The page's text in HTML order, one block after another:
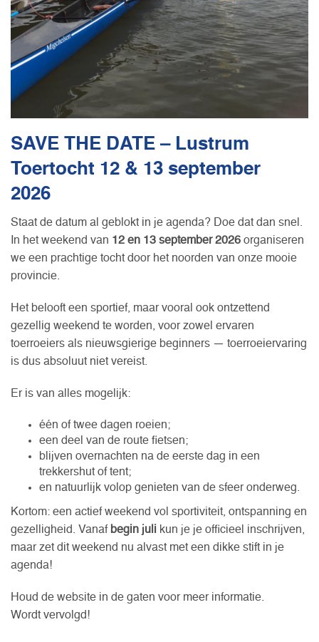
SAVE THE DATE – Lustrum
Toertocht 12 & 13 september
2026
Staat de datum al geblokt in je agenda? Doe dat dan snel.
In het weekend van 12 en 13 september 2026 organiseren
we een prachtige tocht door het noorden van onze mooie
provincie.
Het belooft een sportief, maar vooral ook ontzettend
gezellig weekend te worden, voor zowel ervaren
toerroeiers als nieuwsgierige beginners — toerroeiervaring
is dus absoluut niet vereist.
Er is van alles mogelijk:
één of twee dagen roeien;
een deel van de route fietsen;
blijven overnachten na de eerste dag in een
trekkershut of tent;
en natuurlijk volop genieten van de sfeer onderweg.
Kortom: een actief weekend vol sportiviteit, ontspanning en
gezelligheid. Vanaf begin juli
kun je je officieel inschrijven,
maar zet dit weekend nu alvast met een dikke stift in je
agenda!
Houd de website in de gaten voor meer informatie.
Wordt vervolgd!